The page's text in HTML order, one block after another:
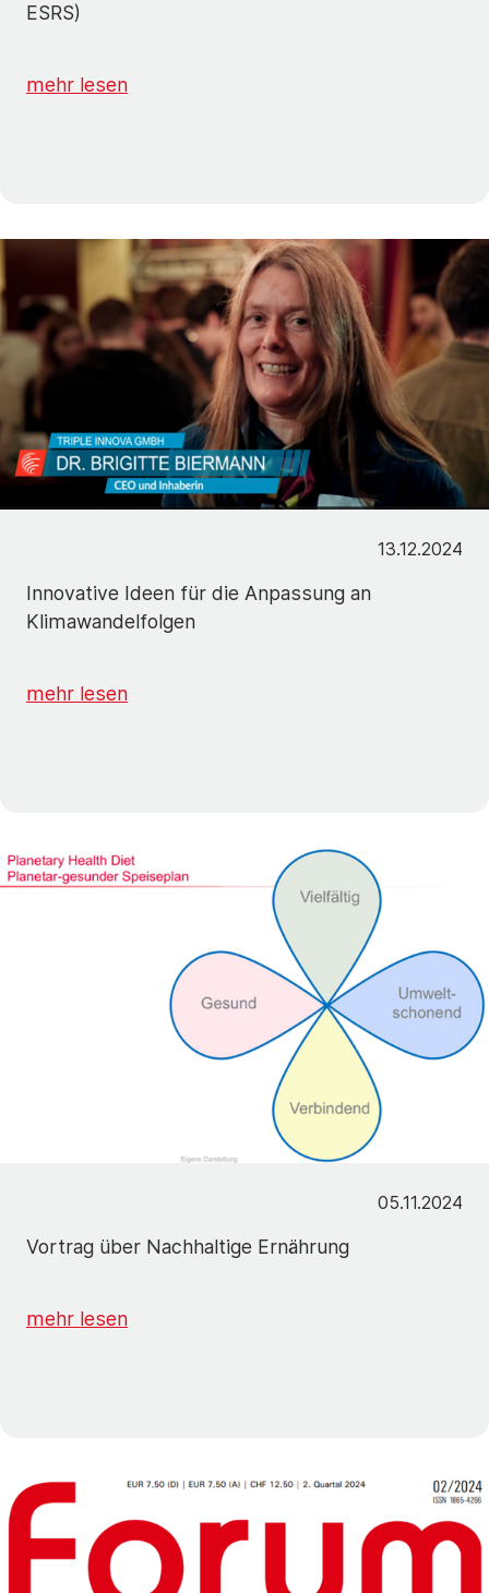
ESRS)
mehr lesen
13.12.2024
Innovative Ideen für die Anpassung an
Klimawandelfolgen
mehr lesen
05.11.2024
Vortrag über Nachhaltige Ernährung
mehr lesen